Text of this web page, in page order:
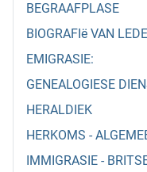
BEGRAAFPLASE
BIOGRAFIë VAN LEDE
EMIGRASIE:
GENEALOGIESE
HERALDIEK
HERKOMS -
IMMIGRASIE -